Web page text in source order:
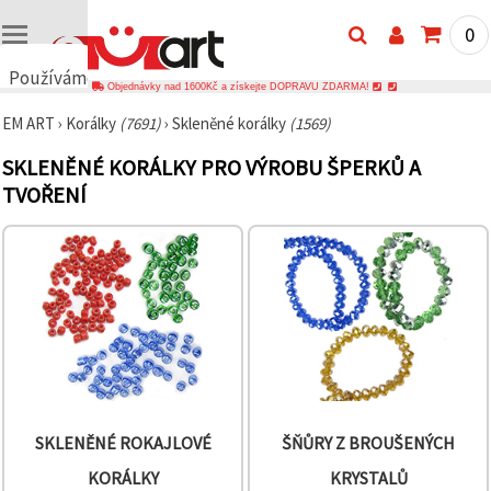
Používáme
🍪
cookies a
podobné
technologie,
fungování
zlepšili vaše
prostředí
při jeho
používání a
0
Objednávky nad 1600Kč a získejte DOPRAVU ZDARMA!
EM ART › Korálky (7691)› Skleněné korálky (1569)
SKLENĚNÉ KORÁLKY PRO VÝROBU ŠPERKŮ A
TVOŘENÍ
SKLENĚNÉ ROKAJLOVÉ
KORÁLKY
ŠŇŮRY Z BROUŠENÝCH
KRYSTALŮ